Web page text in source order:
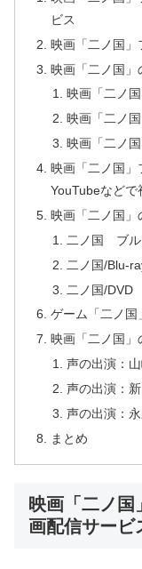
ビス
映画「二ノ国」
映画「二ノ国」
映画「二ノ
映画「二ノ
映画「二ノ
映画「二ノ国」
YouTubeなどで
映画「二ノ国」
二ノ国 ブル
二ノ国/Blu-
二ノ国/DVD
ゲーム「二ノ国
映画「二ノ国」
声の出演：
声の出演：
声の出演：
まとめ
映画「二ノ国
画配信サービ